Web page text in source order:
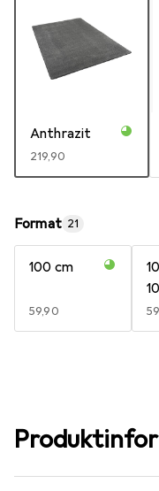
Anthrazit
EUR
219,90
Format 21
100 cm
EUR
59,90